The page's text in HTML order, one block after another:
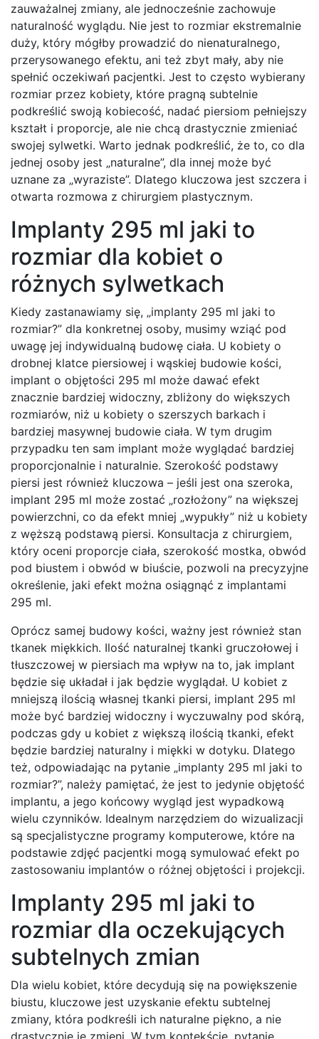
zauważalnej zmiany, ale jednocześnie zachowuje
naturalność wyglądu. Nie jest to rozmiar ekstremalnie
duży, który mógłby prowadzić do nienaturalnego,
przerysowanego efektu, ani też zbyt mały, aby nie
spełnić oczekiwań pacjentki. Jest to często wybierany
rozmiar przez kobiety, które pragną subtelnie
podkreślić swoją kobiecość, nadać piersiom pełniejszy
kształt i proporcje, ale nie chcą drastycznie zmieniać
swojej sylwetki. Warto jednak podkreślić, że to, co dla
jednej osoby jest „naturalne”, dla innej może być
uznane za „wyraziste”. Dlatego kluczowa jest szczera i
otwarta rozmowa z chirurgiem plastycznym.
Implanty 295 ml jaki to
rozmiar dla kobiet o
różnych sylwetkach
Kiedy zastanawiamy się, „implanty 295 ml jaki to
rozmiar?” dla konkretnej osoby, musimy wziąć pod
uwagę jej indywidualną budowę ciała. U kobiety o
drobnej klatce piersiowej i wąskiej budowie kości,
implant o objętości 295 ml może dawać efekt
znacznie bardziej widoczny, zbliżony do większych
rozmiarów, niż u kobiety o szerszych barkach i
bardziej masywnej budowie ciała. W tym drugim
przypadku ten sam implant może wyglądać bardziej
proporcjonalnie i naturalnie. Szerokość podstawy
piersi jest również kluczowa – jeśli jest ona szeroka,
implant 295 ml może zostać „rozłożony” na większej
powierzchni, co da efekt mniej „wypukły” niż u kobiety
z węższą podstawą piersi. Konsultacja z chirurgiem,
który oceni proporcje ciała, szerokość mostka, obwód
pod biustem i obwód w biuście, pozwoli na precyzyjne
określenie, jaki efekt można osiągnąć z implantami
295 ml.
Oprócz samej budowy kości, ważny jest również stan
tkanek miękkich. Ilość naturalnej tkanki gruczołowej i
tłuszczowej w piersiach ma wpływ na to, jak implant
będzie się układał i jak będzie wyglądał. U kobiet z
mniejszą ilością własnej tkanki piersi, implant 295 ml
może być bardziej widoczny i wyczuwalny pod skórą,
podczas gdy u kobiet z większą ilością tkanki, efekt
będzie bardziej naturalny i miękki w dotyku. Dlatego
też, odpowiadając na pytanie „implanty 295 ml jaki to
rozmiar?”, należy pamiętać, że jest to jedynie objętość
implantu, a jego końcowy wygląd jest wypadkową
wielu czynników. Idealnym narzędziem do wizualizacji
są specjalistyczne programy komputerowe, które na
podstawie zdjęć pacjentki mogą symulować efekt po
zastosowaniu implantów o różnej objętości i projekcji.
Implanty 295 ml jaki to
rozmiar dla oczekujących
subtelnych zmian
Dla wielu kobiet, które decydują się na powiększenie
biustu, kluczowe jest uzyskanie efektu subtelnej
zmiany, która podkreśli ich naturalne piękno, a nie
drastycznie je zmieni. W tym kontekście, pytanie